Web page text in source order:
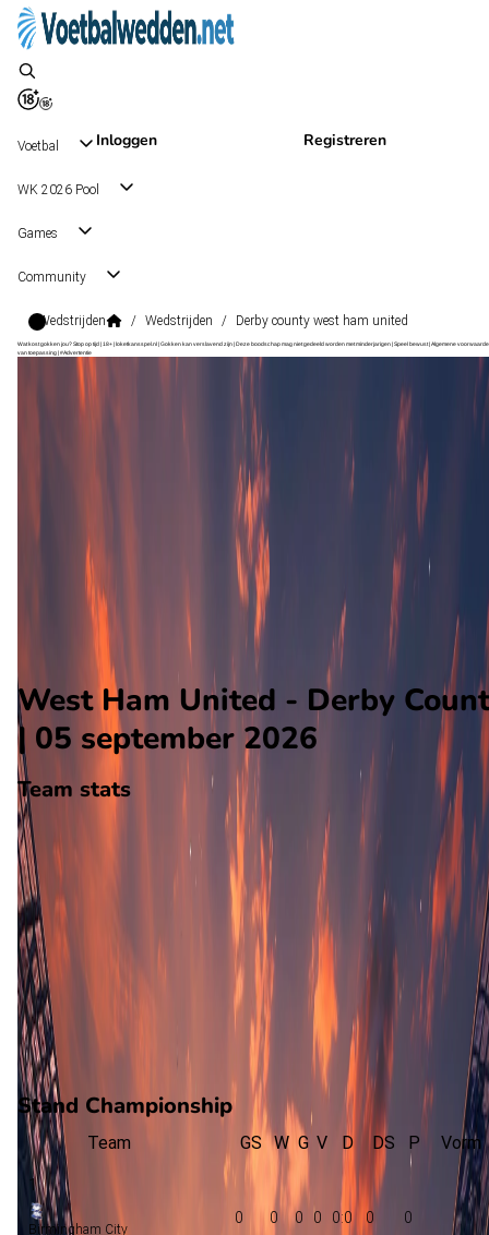
Inloggen Registreren
Voetbal
WK 2026 Pool
Games
Community
Wedstrijden / Wedstrijden / Derby county west ham united
Wat kost gokken jou? Stop op tijd | 18+ | loketkansspel.nl | Gokken kan verslavend zijn | Deze boodschap mag niet gedeeld worden met minderjarigen | Speel bewust | Algemene
van toepassing | #Advertentie
Championship
Alle wedstrijden
West Ham United - Derby County
Opstellingen
West Ham United - Derby
| 05 september 2026
Team stats
West Ham United
West Ham
-
Derby County
Derby County
0aantal goals
0gewonnen
0verloren
vorm
Stand Championship
Team GS W G V D DS P Vorm
1
Birmingham City
0 0 0 0 0:0 0 0